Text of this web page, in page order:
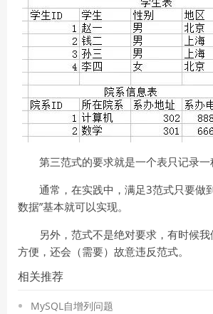
第三范式的要求就是一个表只记录一
通常，在实践中，满足3范式只要做
数据”基本就可以实现。
另外，范式不是绝对要求，有时候
方便，还会（需要）故意违反范式。
相关推荐
MySQL自增列问题